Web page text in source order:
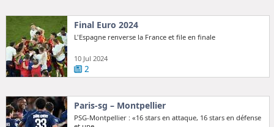
Final Euro 2024
L'Espagne renverse la France et file en finale
10 Jul 2024
2
Paris-sg – Montpellier
PSG-Montpellier : «16 stars en attaque, 16 stars en défense